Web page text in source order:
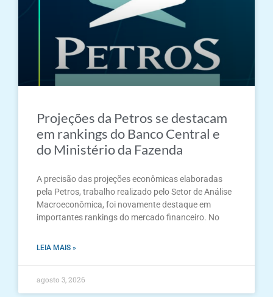
Projeções da Petros se destacam
em rankings do Banco Central e
do Ministério da Fazenda
A precisão das projeções econômicas elaboradas
pela Petros, trabalho realizado pelo Setor de Análise
Macroeconômica, foi novamente destaque em
importantes rankings do mercado financeiro. No
LEIA MAIS »
agosto 3, 2026